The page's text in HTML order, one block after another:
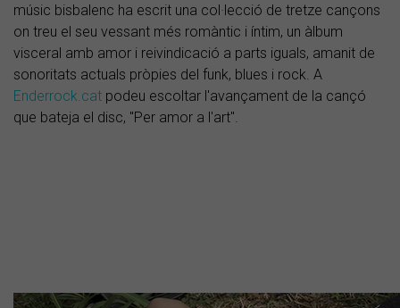
músic bisbalenc ha escrit una col·lecció de tretze cançons
on treu el seu vessant més romàntic i íntim, un àlbum
visceral amb amor i reivindicació a parts iguals, amanit de
sonoritats actuals pròpies del funk, blues i rock. A
Enderrock.cat podeu escoltar l'avançament de la cançó
que bateja el disc, "Per amor a l'art".